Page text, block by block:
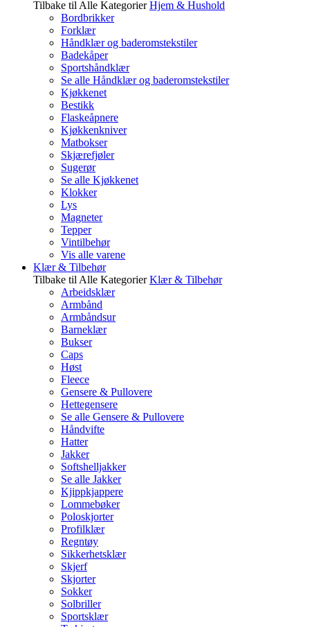
Tilbake til Alle Kategorier Hjem & Hushold
Bordbrikker
Forklær
Håndklær og baderomstekstiler
Badekåper
Sportshåndklær
Se alle Håndklær og baderomstekstiler
Kjøkkenet
Bestikk
Flaskeåpnere
Kjøkkenkniver
Matbokser
Skjærefjøler
Sugerør
Se alle Kjøkkenet
Klokker
Lys
Magneter
Tepper
Vintilbehør
Vis alle varene
Klær & Tilbehør
Tilbake til Alle Kategorier Klær & Tilbehør
Arbeidsklær
Armbånd
Armbåndsur
Barneklær
Bukser
Caps
Høst
Fleece
Gensere & Pullovere
Hettegensere
Se alle Gensere & Pullovere
Håndvifte
Hatter
Jakker
Softshelljakker
Se alle Jakker
Kjippkjappere
Lommebøker
Poloskjorter
Profilklær
Regntøy
Sikkerhetsklær
Skjerf
Skjorter
Sokker
Solbriller
Sportsklær